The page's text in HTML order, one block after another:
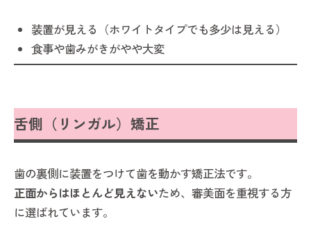
装置が見える（ホワイトタイプでも多少は見える）
食事や歯みがきがやや大変
舌側（リンガル）矯正
歯の裏側に装置をつけて歯を動かす矯正法です。
正面からはほとんど見えないため、審美面を重視する方
に選ばれています。